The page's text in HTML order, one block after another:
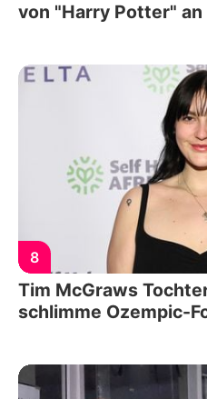
von "Harry Potter" an
8
Tim McGraws
schlimme Ozempic-